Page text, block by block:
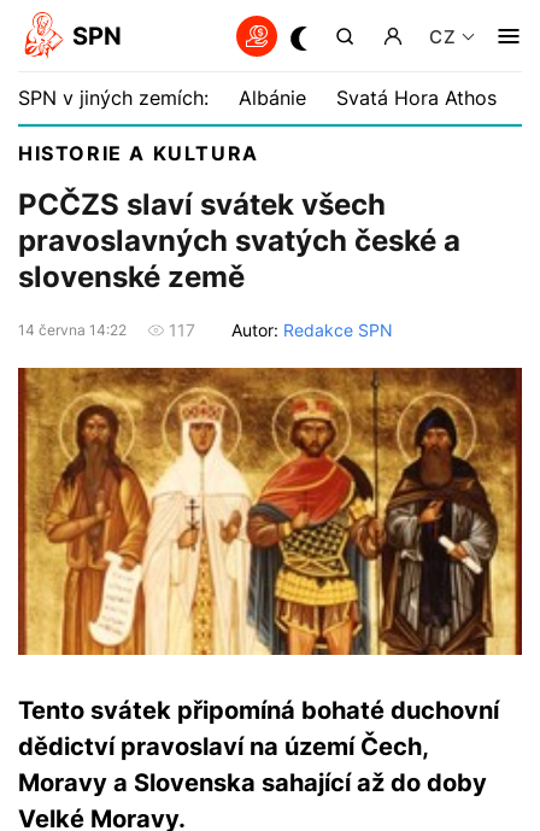
SPN CZ
SPN v jiných zemích: Albánie Svatá Hora Athos
HISTORIE A KULTURA
PCČZS slaví svátek všech
pravoslavných svatých české a
slovenské země
14 června 14:22 117 Autor: Redakce SPN
Tento svátek připomíná bohaté duchovní
dědictví pravoslaví na území Čech,
Moravy a Slovenska sahající až do doby
Velké Moravy.